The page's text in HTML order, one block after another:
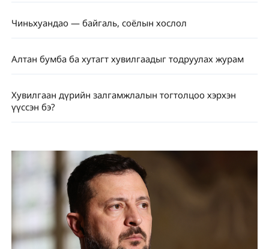
Чиньхуандао — байгаль, соёлын хослол
Алтан бумба ба хутагт хувилгаадыг тодруулах журам
Хувилгаан дүрийн залгамжлалын тогтолцоо хэрхэн
үүссэн бэ?